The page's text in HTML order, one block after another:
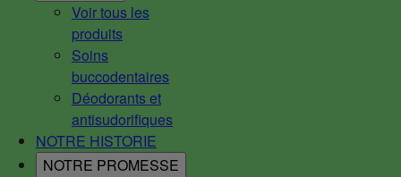
Voir tous les
produits
Soins
buccodentaires
Déodorants et
antisudorifiques
NOTRE HISTORIE
NOTRE PROMESSE